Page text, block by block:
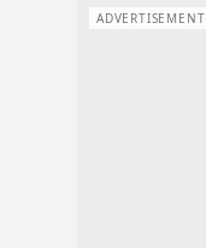
ADVERTISEMENT